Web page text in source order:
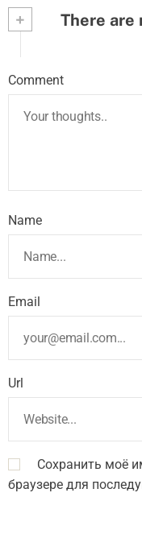
+ There are
Comment
Name
Email
Url
Сохранить моё
браузере для